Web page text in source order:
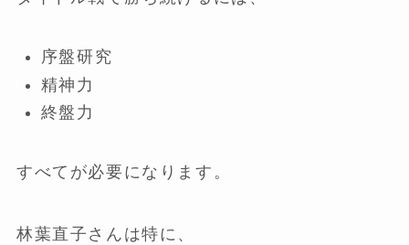
序盤研究
精神力
終盤力
すべてが必要になります。
林葉直子さんは特に、